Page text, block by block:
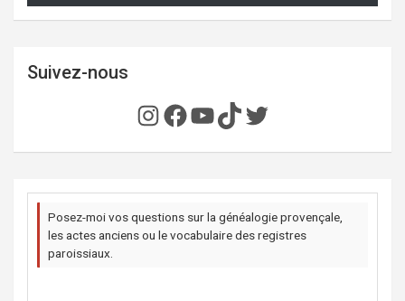
Suivez-nous
Instagram
Facebook
YouTube
TikTok
Twitter
Posez-moi vos questions sur la généalogie provençale,
les actes anciens ou le vocabulaire des registres
paroissiaux.